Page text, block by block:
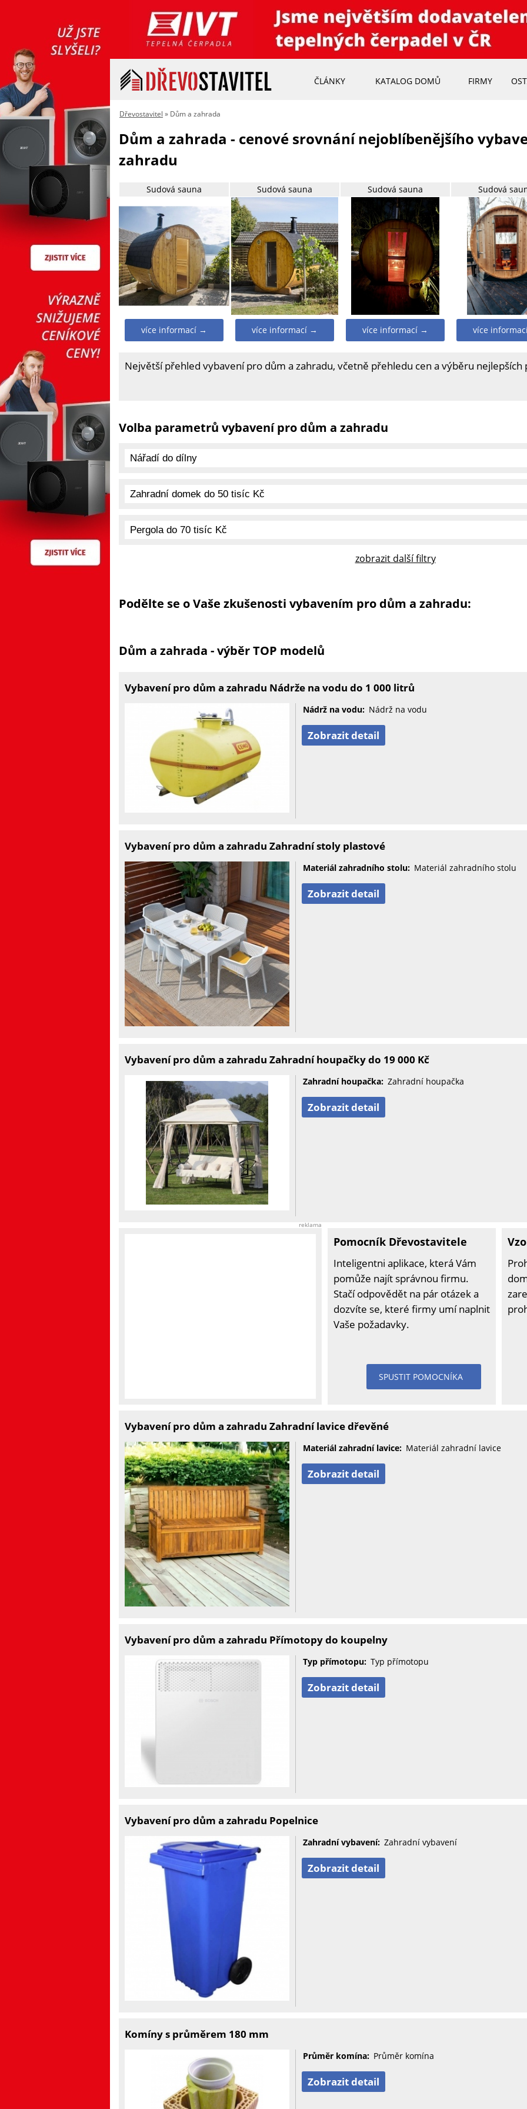
ČLÁNKY KATALOG DOMŮ FIRMY
Dřevostavitel » Dům a zahrada
Dům a zahrada - cenové srovnání nejoblíbenějšího
zahradu
Sudová sauna
více informací →
Sudová sauna
více informací →
Sudová sauna
více informací →
Sudová
více
Největší přehled vybavení pro dům a zahradu, včetně přehledu cen a výběru nejlepších
Volba parametrů vybavení pro dům a zahradu
zobrazit další filtry
Podělte se o Vaše zkušenosti vybavením pro dům a zahradu:
Dům a zahrada - výběr TOP modelů
Vybavení pro dům a zahradu Nádrže na vodu do 1 000 litrů
Nádrž na vodu: Nádrž na vodu
Zobrazit detail
Vybavení pro dům a zahradu Zahradní stoly plastové
Materiál zahradního stolu: Materiál zahradního stolu
Zobrazit detail
Vybavení pro dům a zahradu Zahradní houpačky do 19 000 Kč
Zahradní houpačka: Zahradní houpačka
Zobrazit detail
reklama
Pomocník Dřevostavitele
Inteligentni aplikace, která Vám
pomůže najít správnou firmu.
Stačí odpovědět na pár otázek a
dozvíte se, které firmy umí naplnit
Vaše požadavky.
SPUSTIT POMOCNÍKA
Vybavení pro dům a zahradu Zahradní lavice dřevěné
Materiál zahradní lavice: Materiál zahradní lavice
Zobrazit detail
Vybavení pro dům a zahradu Přímotopy do koupelny
Typ přímotopu: Typ přímotopu
Zobrazit detail
Vybavení pro dům a zahradu Popelnice
Zahradní vybavení: Zahradní vybavení
Zobrazit detail
Komíny s průměrem 180 mm
Průměr komína: Průměr komína
Zobrazit detail